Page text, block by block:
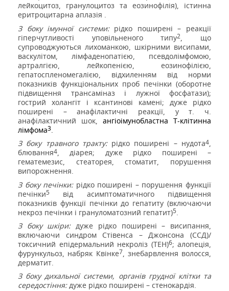
лейкоцитоз, гранулоцитоз та еозинофілія), істинна
еритроцитарна аплазія .
З боку імунної системи: рідко поширені – реакції
гіперчутливості уповільненого типу2
, що
супроводжуються лихоманкою, шкірними висипами,
васкулітом, лімфаденопатією, псевдолімфомою,
артралгією, лейкопенією, еозинофілією,
гепатоспленомегалією, відхиленням від норми
показників функціональних проб печінки (оборотне
підвищення трансаміназ і лужної фосфатази);
гострий холангіт і ксантинові камені; дуже рідко
поширені – анафілактичні реакції, у т. ч.
анафілактичний шок,
ангіоімунобластна Т-клітинна
лімфома3
З боку травного тракту: рідко поширені – нудота4,
блювання4, діарея; дуже рідко поширені –
гематемезис, стеаторея, стоматит, порушення
випорожнення.
З боку печінки: рідко поширені – порушення функції
печінки5
від асимптоматичного підвищення
показників функції печінки до гепатиту (включаючи
некроз печінки і грануломатозний гепатит)5
З боку шкіри:дуже рідко поширені – висипання,
включаючи синдром Стівенса – Джонсона (ССД)/
токсичний епідермальний некроліз (ТЕН)6; алопеція,
фурункульоз, набряк Квінке7, знебарвлення волосся,
дерматит.
З боку дихальної системи, органів грудної клітки та
середостіння:дуже рідко поширені – стенокардія.